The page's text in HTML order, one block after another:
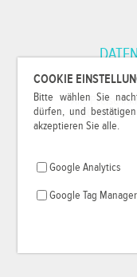
COOKIE
Bitte wählen Sie
dürfen, und
akzeptieren Sie alle.
Google Analytics
Google Tag Manager
*Alle Preise
© 2000-2026